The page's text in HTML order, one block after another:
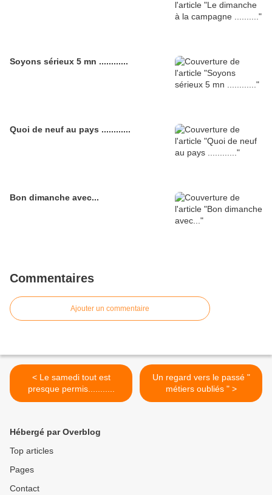
Soyons sérieux 5 mn ............
Quoi de neuf au pays ............
Bon dimanche avec...
Commentaires
Ajouter un commentaire
< Le samedi tout est
presque permis...........
Un regard vers le passé "
métiers oubliés " >
Hébergé par Overblog
Top articles
Pages
Contact